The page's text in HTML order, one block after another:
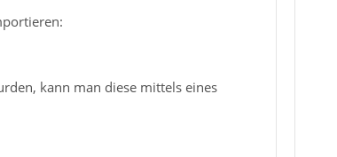
kann man diese mittels eines